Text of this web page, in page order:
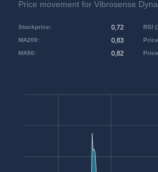
Price movement for Vibrosense
Stockprice: 0,72
MA50: 0,82
MA200: 0,83
RSI